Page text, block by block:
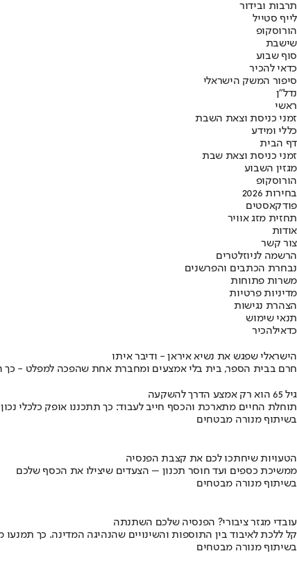
תרבות ובידור
לייף סטייל
הורוסקופ
שישבת
סוף שבוע
כדאי להכיר
סיפור המשק הישראלי
נדל"ן
ראשי
זמני כניסת וצאת השבת
כללי ומידע
דף הבית
זמני כניסת וצאת שבת
מגזין השבוע
הורוסקופ
בחירות 2026
פודקאסטים
תחזית מזג אוויר
אודות
צור קשר
הרשמה לניוזלטרים
נבחרת הכתבים והפרשנים
משרות פתוחות
מדיניות פרטיות
הצהרת נגישות
תנאי שימוש
כדאילהכיר
הישראלי שפגש את נשיא איראן - ודיבר איתו
חרם בבית הספר, בית בלי אמצעים ומחברת אחת שהפכה למפלט - כך
גיל 65 הוא רק אמצע הדרך להשקעה
תוחלת החיים מתארכת והכסף חייב לעבוד: כך תתכננו אופק כלכלי נכון
בשיתוף מנורה מבטחים
הטעויות שיחתכו לכם את קצבת הפנסיה
ממשיכת כספים ועד חוסר תכנון – הצעדים שיצילו את הכסף שלכם
בשיתוף מנורה מבטחים
עובדי מגזר ציבורי? הפנסיה שלכם השתנתה
קל ללכת לאיבוד בין התוספות והשינויים שהנהיגה המדינה. כך
בשיתוף מנורה מבטחים